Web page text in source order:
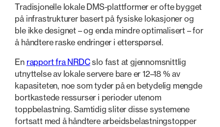
Tradisjonelle lokale DMS-plattformer er ofte bygget
på infrastrukturer basert på fysiske lokasjoner og
ble ikke designet – og enda mindre optimalisert – for
å håndtere raske endringer i etterspørsel.
En rapport fra NRDCslo fast at gjennomsnittlig
utnyttelse av lokale servere bare er 12–18 % av
kapasiteten, noe som tyder på en betydelig mengde
bortkastede ressurser i perioder utenom
toppbelastning. Samtidig sliter disse systemene
fortsatt med å håndtere arbeidsbelastningstopper